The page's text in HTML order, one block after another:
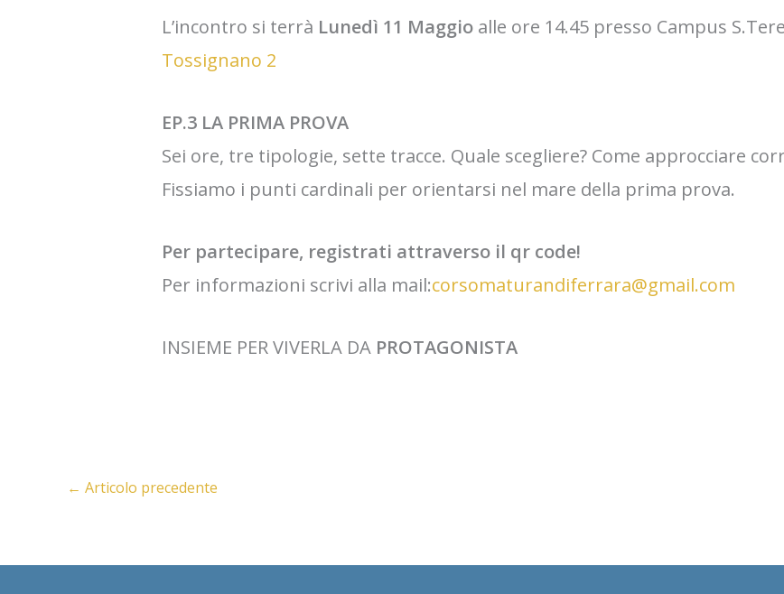
L’incontro si terrà Lunedì 11 Maggio alle ore 14.45 presso Campus
Tossignano 2
EP.3 LA PRIMA PROVA
Sei ore, tre tipologie, sette tracce. Quale scegliere? Come approcciare
Fissiamo i punti cardinali per orientarsi nel mare della prima prova.
Per partecipare, registrati attraverso il qr code!
Per informazioni scrivi alla mail:corsomaturandiferrara@gmail.com
INSIEME PER VIVERLA DA PROTAGONISTA
← Articolo precedente